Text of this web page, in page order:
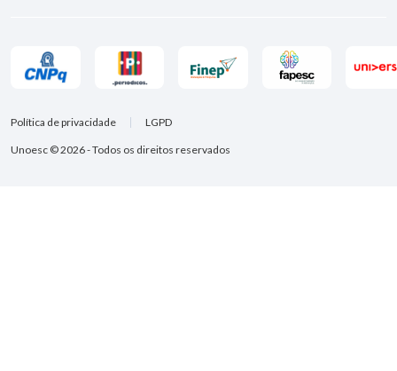
Unoesc © 2026 - Todos os direitos reservados
Política de privacidade LGPD